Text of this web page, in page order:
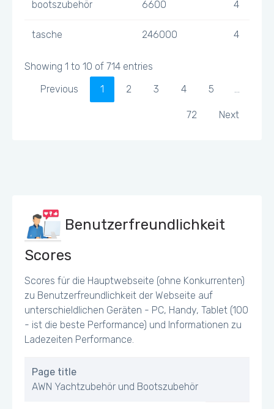
bootszubehör 6600 4
tasche 246000 4
Showing 1 to 10 of 714 entries
Previous
1 2 3 4 5 …
72 Next
Benutzerfreundlichkeit
Scores
Scores für die Hauptwebseite (ohne Konkurrenten)
zu Benutzerfreundlichkeit der Webseite auf
unterschieldlichen Geräten - PC, Handy, Tablet (100
- ist die beste Performance) und Informationen zu
Ladezeiten Performance.
Page title
AWN Yachtzubehör und Bootszubehör